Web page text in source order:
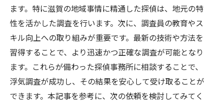
ます。特に滋賀の地域事情に精通した探偵は、地元の特
性を活かした調査を行います。次に、調査員の教育やス
キル向上への取り組みが重要です。最新の技術や方法を
習得することで、より迅速かつ正確な調査が可能となり
ます。これらが備わった探偵事務所に相談することで、
浮気調査が成功し、その結果を安心して受け取ることが
できます。本記事を参考に、次の依頼を検討してみてく